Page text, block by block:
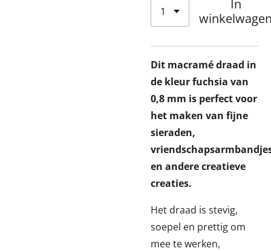
In
Dit macramé draad in
de kleur fuchsia van
0,8 mm is perfect voor
het maken van fijne
sieraden,
en andere creatieve
creaties.
Het draad is stevig,
soepel en prettig om
mee te werken,